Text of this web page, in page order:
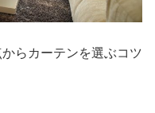
らカーテンを選ぶコツ